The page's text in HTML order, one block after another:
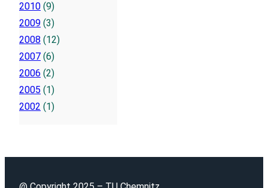
2010 (9)
2009 (3)
2008 (12)
2007 (6)
2006 (2)
2005 (1)
2002 (1)